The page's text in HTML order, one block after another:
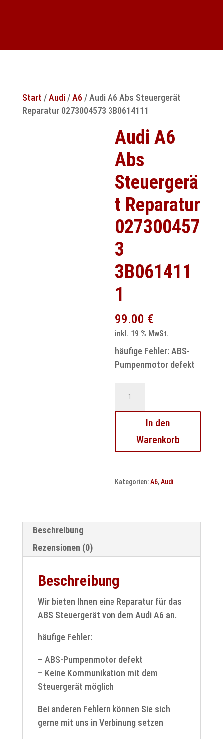
Start /Audi/A6 / Audi A6 Abs Steuergerät
Reparatur 0273004573 3B0614111
Audi A6
Abs
Steuergerä
t Reparatur
027300457
3
3B061411
1
99.00 €
inkl. 19 % MwSt.
häufige Fehler: ABS-
Pumpenmotor defekt
Steuergerät
Reparatur
3B0614111
Menge
In den
Warenkorb
Kategorien:A6,Audi
Beschreibung
Rezensionen (0)
Beschreibung
Wir bieten Ihnen eine Reparatur für das
ABS Steuergerät von dem Audi A6 an.
häufige Fehler:
– ABS-Pumpenmotor defekt
– Keine Kommunikation mit dem
Steuergerät möglich
Bei anderen Fehlern können Sie sich
gerne mit uns in Verbinung setzen